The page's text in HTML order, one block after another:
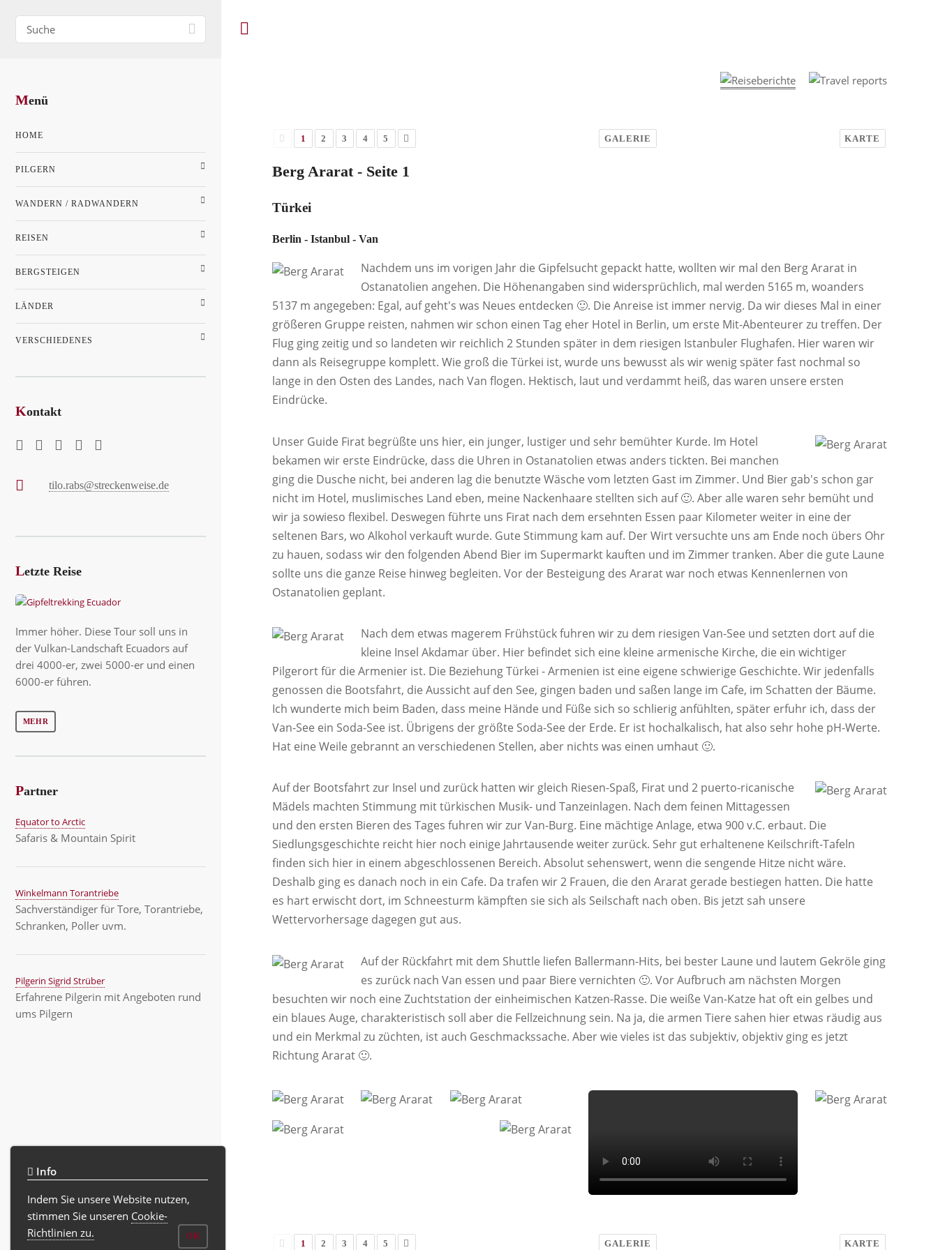
1 2 3 4 5 GALERIE KARTE
Berg Ararat - Seite 1
Türkei
Berlin - Istanbul - Van
Nachdem uns im vorigen Jahr die Gipfelsucht gepackt hatte, wollten wir mal den Berg Ararat in
Ostanatolien angehen. Die Höhenangaben sind widersprüchlich, mal werden 5165 m, woanders
5137 m angegeben: Egal, auf geht's was Neues entdecken 🙂. Die Anreise ist immer nervig. Da wir dieses Mal in einer
größeren Gruppe reisten, nahmen wir schon einen Tag eher Hotel in Berlin, um erste Mit-Abenteurer zu treffen. Der
Flug ging zeitig und so landeten wir reichlich 2 Stunden später in dem riesigen Istanbuler Flughafen. Hier waren wir
dann als Reisegruppe komplett. Wie groß die Türkei ist, wurde uns bewusst als wir wenig später fast nochmal so
lange in den Osten des Landes, nach Van flogen. Hektisch, laut und verdammt heiß, das waren unsere ersten
Eindrücke.
Unser Guide Firat begrüßte uns hier, ein junger, lustiger und sehr bemühter Kurde. Im Hotel
bekamen wir erste Eindrücke, dass die Uhren in Ostanatolien etwas anders tickten. Bei manchen
ging die Dusche nicht, bei anderen lag die benutzte Wäsche vom letzten Gast im Zimmer. Und Bier gab's schon gar
nicht im Hotel, muslimisches Land eben, meine Nackenhaare stellten sich auf 🙂. Aber alle waren sehr bemüht und
wir ja sowieso flexibel. Deswegen führte uns Firat nach dem ersehnten Essen paar Kilometer weiter in eine der
seltenen Bars, wo Alkohol verkauft wurde. Gute Stimmung kam auf. Der Wirt versuchte uns am Ende noch übers Ohr
zu hauen, sodass wir den folgenden Abend Bier im Supermarkt kauften und im Zimmer tranken. Aber die gute Laune
sollte uns die ganze Reise hinweg begleiten. Vor der Besteigung des Ararat war noch etwas Kennenlernen von
Ostanatolien geplant.
Nach dem etwas magerem Frühstück fuhren wir zu dem riesigen Van-See und setzten dort auf die
kleine Insel Akdamar über. Hier befindet sich eine kleine armenische Kirche, die ein wichtiger
Pilgerort für die Armenier ist. Die Beziehung Türkei - Armenien ist eine eigene schwierige Geschichte. Wir jedenfalls
genossen die Bootsfahrt, die Aussicht auf den See, gingen baden und saßen lange im Cafe, im Schatten der Bäume.
Ich wunderte mich beim Baden, dass meine Hände und Füße sich so schlierig anfühlten, später erfuhr ich, dass der
Van-See ein Soda-See ist. Übrigens der größte Soda-See der Erde. Er ist hochalkalisch, hat also sehr hohe pH-Werte.
Hat eine Weile gebrannt an verschiedenen Stellen, aber nichts was einen umhaut 🙂.
Auf der Bootsfahrt zur Insel und zurück hatten wir gleich Riesen-Spaß, Firat und 2 puerto-ricanische
Mädels machten Stimmung mit türkischen Musik- und Tanzeinlagen. Nach dem feinen Mittagessen
und den ersten Bieren des Tages fuhren wir zur Van-Burg. Eine mächtige Anlage, etwa 900 v.C. erbaut. Die
Siedlungsgeschichte reicht hier noch einige Jahrtausende weiter zurück. Sehr gut erhaltenene Keilschrift-Tafeln
finden sich hier in einem abgeschlossenen Bereich. Absolut sehenswert, wenn die sengende Hitze nicht wäre.
Deshalb ging es danach noch in ein Cafe. Da trafen wir 2 Frauen, die den Ararat gerade bestiegen hatten. Die hatte
es hart erwischt dort, im Schneesturm kämpften sie sich als Seilschaft nach oben. Bis jetzt sah unsere
Wettervorhersage dagegen gut aus.
Auf der Rückfahrt mit dem Shuttle liefen Ballermann-Hits, bei bester Laune und lautem Gekröle ging
es zurück nach Van essen und paar Biere vernichten 🙂. Vor Aufbruch am nächsten Morgen
besuchten wir noch eine Zuchtstation der einheimischen Katzen-Rasse. Die weiße Van-Katze hat oft ein gelbes und
ein blaues Auge, charakteristisch soll aber die Fellzeichnung sein. Na ja, die armen Tiere sahen hier etwas räudig aus
und ein Merkmal zu züchten, ist auch Geschmackssache. Aber wie vieles ist das subjektiv, objektiv ging es jetzt
Richtung Ararat 🙂.
1 2 3 4 5 GALERIE KARTE
Info
Indem Sie unsere Website nutzen,
stimmen Sie unseren Cookie-
Richtlinien zu.
OK
Menü
HOME
PILGERN
WANDERN / RADWANDERN
REISEN
BERGSTEIGEN
LÄNDER
VERSCHIEDENES
Kontakt
tilo.rabs@streckenweise.de
Letzte Reise
Immer höher. Diese Tour soll uns in
der Vulkan-Landschaft Ecuadors auf
drei 4000-er, zwei 5000-er und einen
6000-er führen.
MEHR
Partner
Equator to Arctic
Safaris & Mountain Spirit
Winkelmann Torantriebe
Sachverständiger für Tore, Torantriebe,
Schranken, Poller uvm.
Pilgerin Sigrid Strüber
Erfahrene Pilgerin mit Angeboten rund
ums Pilgern